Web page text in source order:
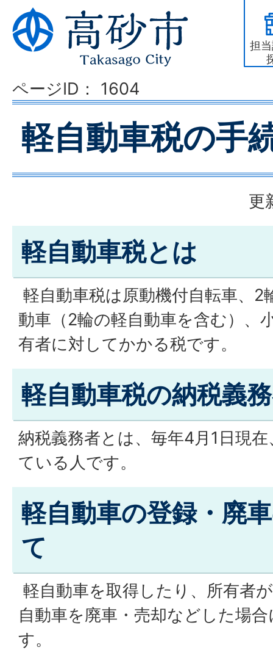
担
ページID： 1604
軽自動車税の手
更
軽自動車税とは
軽自動車税は原動機付自転車、2
動車（2輪の軽自動車を含む）、
有者に対してかかる税です。
軽自動車税の納税義
納税義務者とは、毎年4月1日現
ている人です。
軽自動車の登録・廃
て
軽自動車を取得したり、所有者
自動車を廃車・売却などした場
す。